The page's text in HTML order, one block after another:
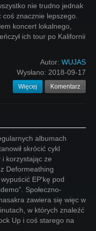
nie trudno jednak
znacznie lepszego.
koncert lokalnego,
ich tour po Kalifornii
Autor: WUJAS
Wysłano: 2018-09-17
Więcej Komentarz
albumach
skrócić cykl
i korzystając ze
Deformeathing
EP'kę pod
Społeczno-
zawiera się więc w
w których znaleźć
Up i coś starego na